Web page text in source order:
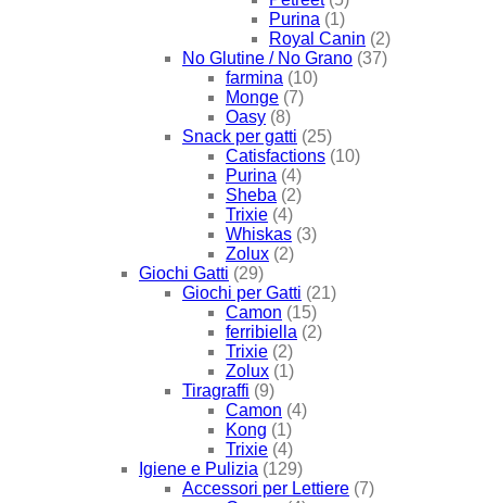
Purina (1)
Royal Canin (2)
No Glutine / No Grano (37)
farmina (10)
Monge (7)
Oasy (8)
Snack per gatti (25)
Catisfactions (10)
Purina (4)
Sheba (2)
Trixie (4)
Whiskas (3)
Zolux (2)
Giochi Gatti (29)
Giochi per Gatti (21)
Camon (15)
ferribiella (2)
Trixie (2)
Zolux (1)
Tiragraffi (9)
Camon (4)
Kong (1)
Trixie (4)
Igiene e Pulizia (129)
Accessori per Lettiere (7)